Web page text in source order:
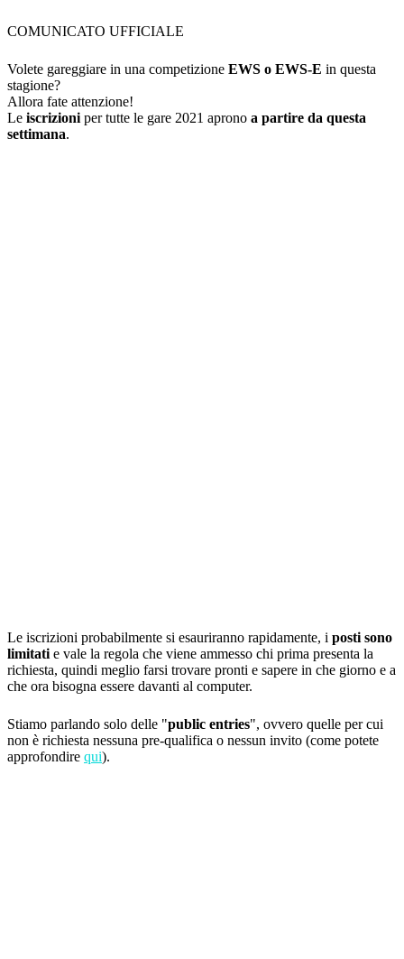
COMUNICATO UFFICIALE
Volete gareggiare in una competizione EWS o EWS-E in questa
stagione?
Allora fate attenzione!
Le iscrizioniper tutte le gare 2021 aprono a partire da questa
settimana.
Le iscrizioni probabilmente si esauriranno rapidamente, i posti sono
limitatie vale la regola che viene ammesso chi prima presenta la
richiesta, quindi meglio farsi trovare pronti e sapere in che giorno e a
che ora bisogna essere davanti al computer.
Stiamo parlando solo delle "public entries", ovvero quelle per cui
non è richiesta nessuna pre-qualifica o nessun invito (come potete
approfondire qui).